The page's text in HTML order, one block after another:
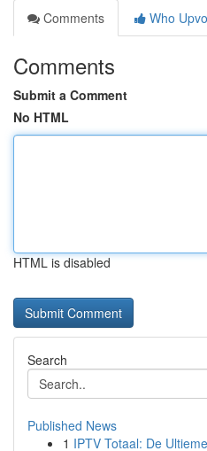
Comments
Who
Comments
Submit a Comment
No HTML
HTML is disabled
Search
Published News
1 IPTV Totaal: De